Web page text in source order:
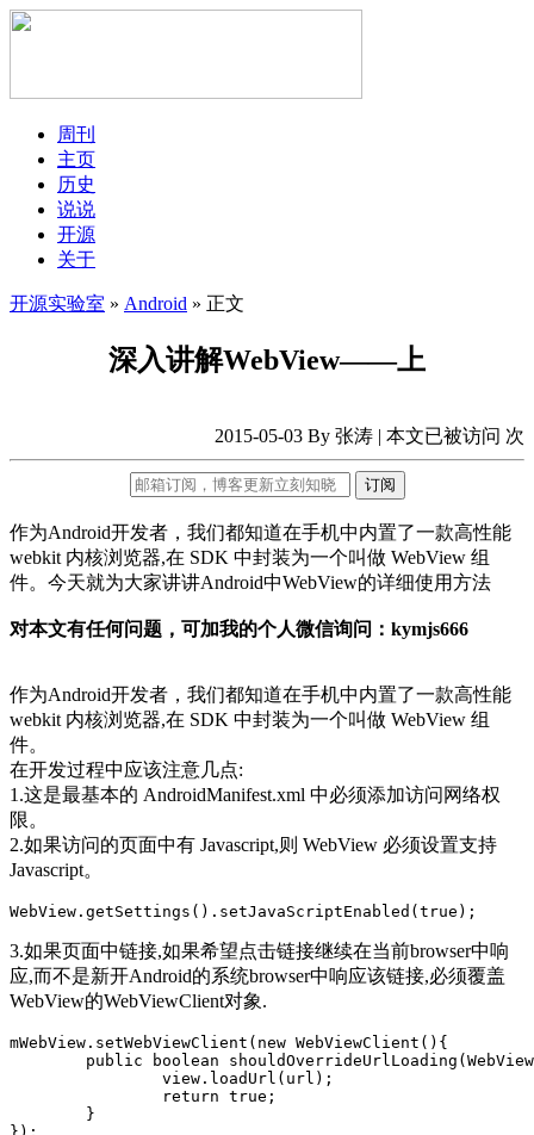
周刊
主页
历史
说说
开源
关于
开源实验室 » Android » 正文
深入讲解WebView——上
2015-05-03 By 张涛 | 本文已被访问 次
订阅
作为Android开发者，我们都知道在手机中内置了一款高性能
webkit 内核浏览器,在 SDK 中封装为一个叫做 WebView 组
件。今天就为大家讲讲Android中WebView的详细使用方法
对本文有任何问题，可加我的个人微信询问：kymjs666
作为Android开发者，我们都知道在手机中内置了一款高性能
webkit 内核浏览器,在 SDK 中封装为一个叫做 WebView 组
件。
在开发过程中应该注意几点:
1.这是最基本的 AndroidManifest.xml 中必须添加访问网络权
限。
2.如果访问的页面中有 Javascript,则 WebView 必须设置支持
Javascript。
3.如果页面中链接,如果希望点击链接继续在当前browser中响
应,而不是新开Android的系统browser中响应该链接,必须覆盖
WebView的WebViewClient对象.
mWebView.setWebViewClient(new WebViewClient(){